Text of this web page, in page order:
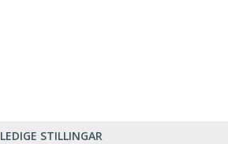
LEDIGE STILLINGAR